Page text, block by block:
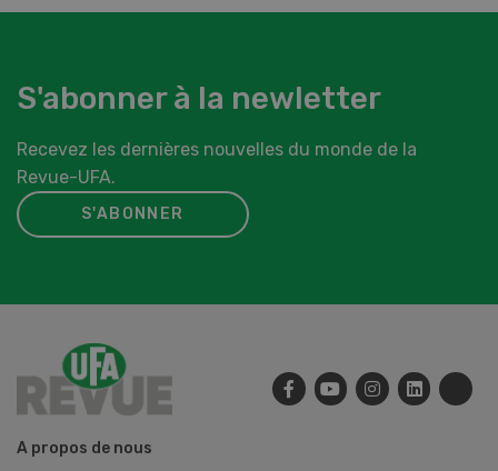
S'abonner à la newletter
Recevez les dernières nouvelles du monde de la
Revue-UFA.
S'ABONNER
A propos de nous